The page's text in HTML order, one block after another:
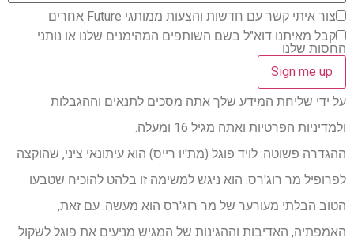
צור איתי קשר עם חדשות והצעות ממותגי Future אחרים
קבל מאיתנו דוא"ל בשם השותפים המהימנים שלנו או נותני
החסות שלנו
על ידי שליחת המידע שלך אתה מסכים לתנאים וההגבלות
ולמדיניות הפרטיות ואתה מגיל 16 ומעלה.
ההגדרה פשוטה: לויד פוגל (מת'יו רייס) הוא עיתונאי ציני, שהוקצה
לפרופיל מר רוג'רס. הוא ניגש למשימה זו בלהט להוכיח שטבעו
הטוב הבלתי מעורער של מר רוג'רס הוא מעשה. עם זאת,
האמפתיה, האדיבות וההגינות של המגיש מניעים את פוגל לשקול